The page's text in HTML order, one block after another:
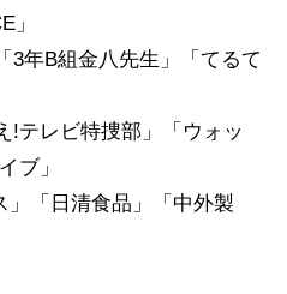
」
B組金八先生」「てるて
レビ特捜部」「ウォッ
ブ」
日清食品」「中外製